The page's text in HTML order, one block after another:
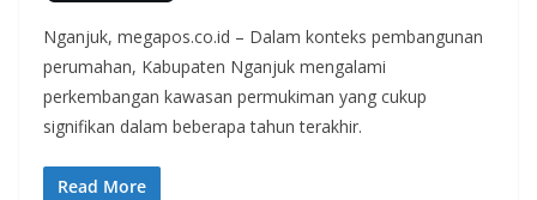
e
b
o
o
k
itt
er s
A
p
gr
a
m
Nganjuk, megapos.co.id – Dalam konteks pembangunan
perumahan, Kabupaten Nganjuk mengalami
perkembangan kawasan permukiman yang cukup
signifikan dalam beberapa tahun terakhir.
Read More